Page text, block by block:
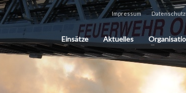
Impressum
Einsätze Aktuelles